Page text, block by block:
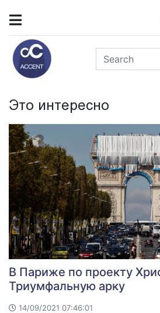
Это интересно
В Париже по проекту
Триумфальную арку
14/09/2021 07:46:01